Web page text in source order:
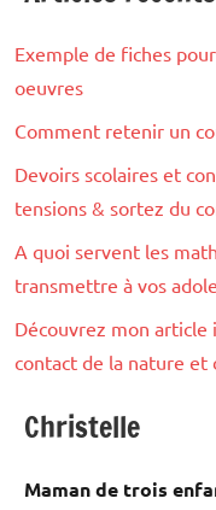
Exemple de fiches
oeuvres
Comment retenir un
Devoirs scolaires et
tensions & sortez du
A quoi servent les
transmettre à vos
Découvrez mon article
contact de la nature et
Christelle
Maman de trois